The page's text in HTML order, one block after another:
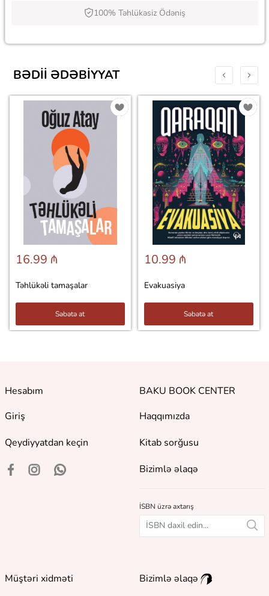
100% Təhlükəsiz Ödəniş
BƏDII ƏDƏBIYYAT
16.99 ₼
Təhlükəli tamaşalar
Səbətə at
10.99 ₼
Evakuasiya
Səbətə at
Hesabım
Giriş
Qeydiyyatdan keçin
BAKU BOOK CENTER
Haqqımızda
Kitab sorğusu
Bizimlə əlaqə
İSBN üzrə axtarış
Müştəri xidməti Bizimlə əlaqə